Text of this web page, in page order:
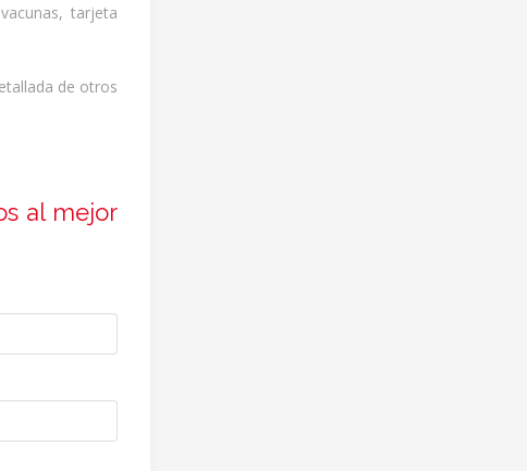
tarjeta
de otros
al mejor